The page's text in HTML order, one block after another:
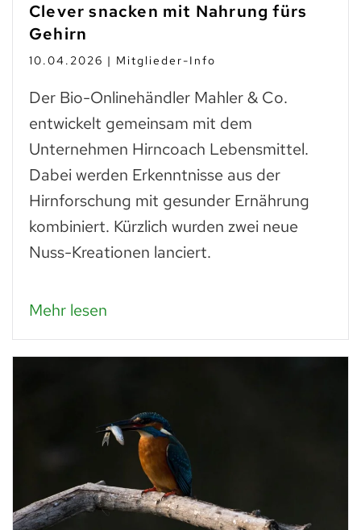
Clever snacken mit Nahrung fürs
Gehirn
10.04.2026 | Mitglieder-Info
Der Bio-Onlinehändler Mahler & Co.
entwickelt gemeinsam mit dem
Unternehmen Hirncoach Lebensmittel.
Dabei werden Erkenntnisse aus der
Hirnforschung mit gesunder Ernährung
kombiniert. Kürzlich wurden zwei neue
Nuss-Kreationen lanciert.
Mehr lesen